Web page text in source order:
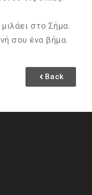
στο Σήμα.
σου ένα βήμα.
Back